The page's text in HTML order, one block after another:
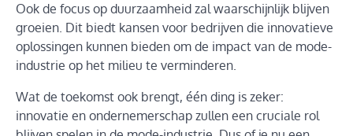
Ook de focus op duurzaamheid zal waarschijnlijk blijven
groeien. Dit biedt kansen voor bedrijven die innovatieve
oplossingen kunnen bieden om de impact van de mode-
industrie op het milieu te verminderen.
Wat de toekomst ook brengt, één ding is zeker:
innovatie en ondernemerschap zullen een cruciale rol